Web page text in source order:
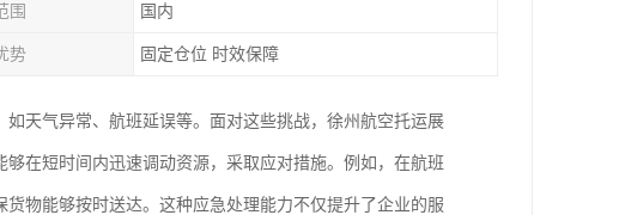
围 国内
势 固定仓位 时效保障
天气异常、航班延误等。面对这些挑战，徐州航空托运展
在短时间内迅速调动资源，采取应对措施。例如，在航班
物能够按时送达。这种应急处理能力不仅提升了企业的服